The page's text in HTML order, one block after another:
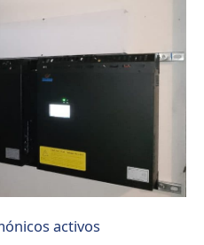
activos